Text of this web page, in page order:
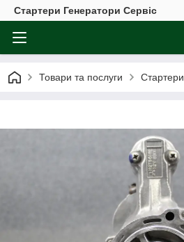
Стартери Генератори Сервіс
Товари та послуги Стартери